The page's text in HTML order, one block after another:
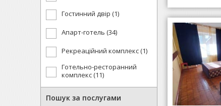
Гостинний двір (1)
Апарт-готель (34)
Рекреаційний комплекс (1)
Готельно-ресторанний
комплекс (11)
Пошук за послугами